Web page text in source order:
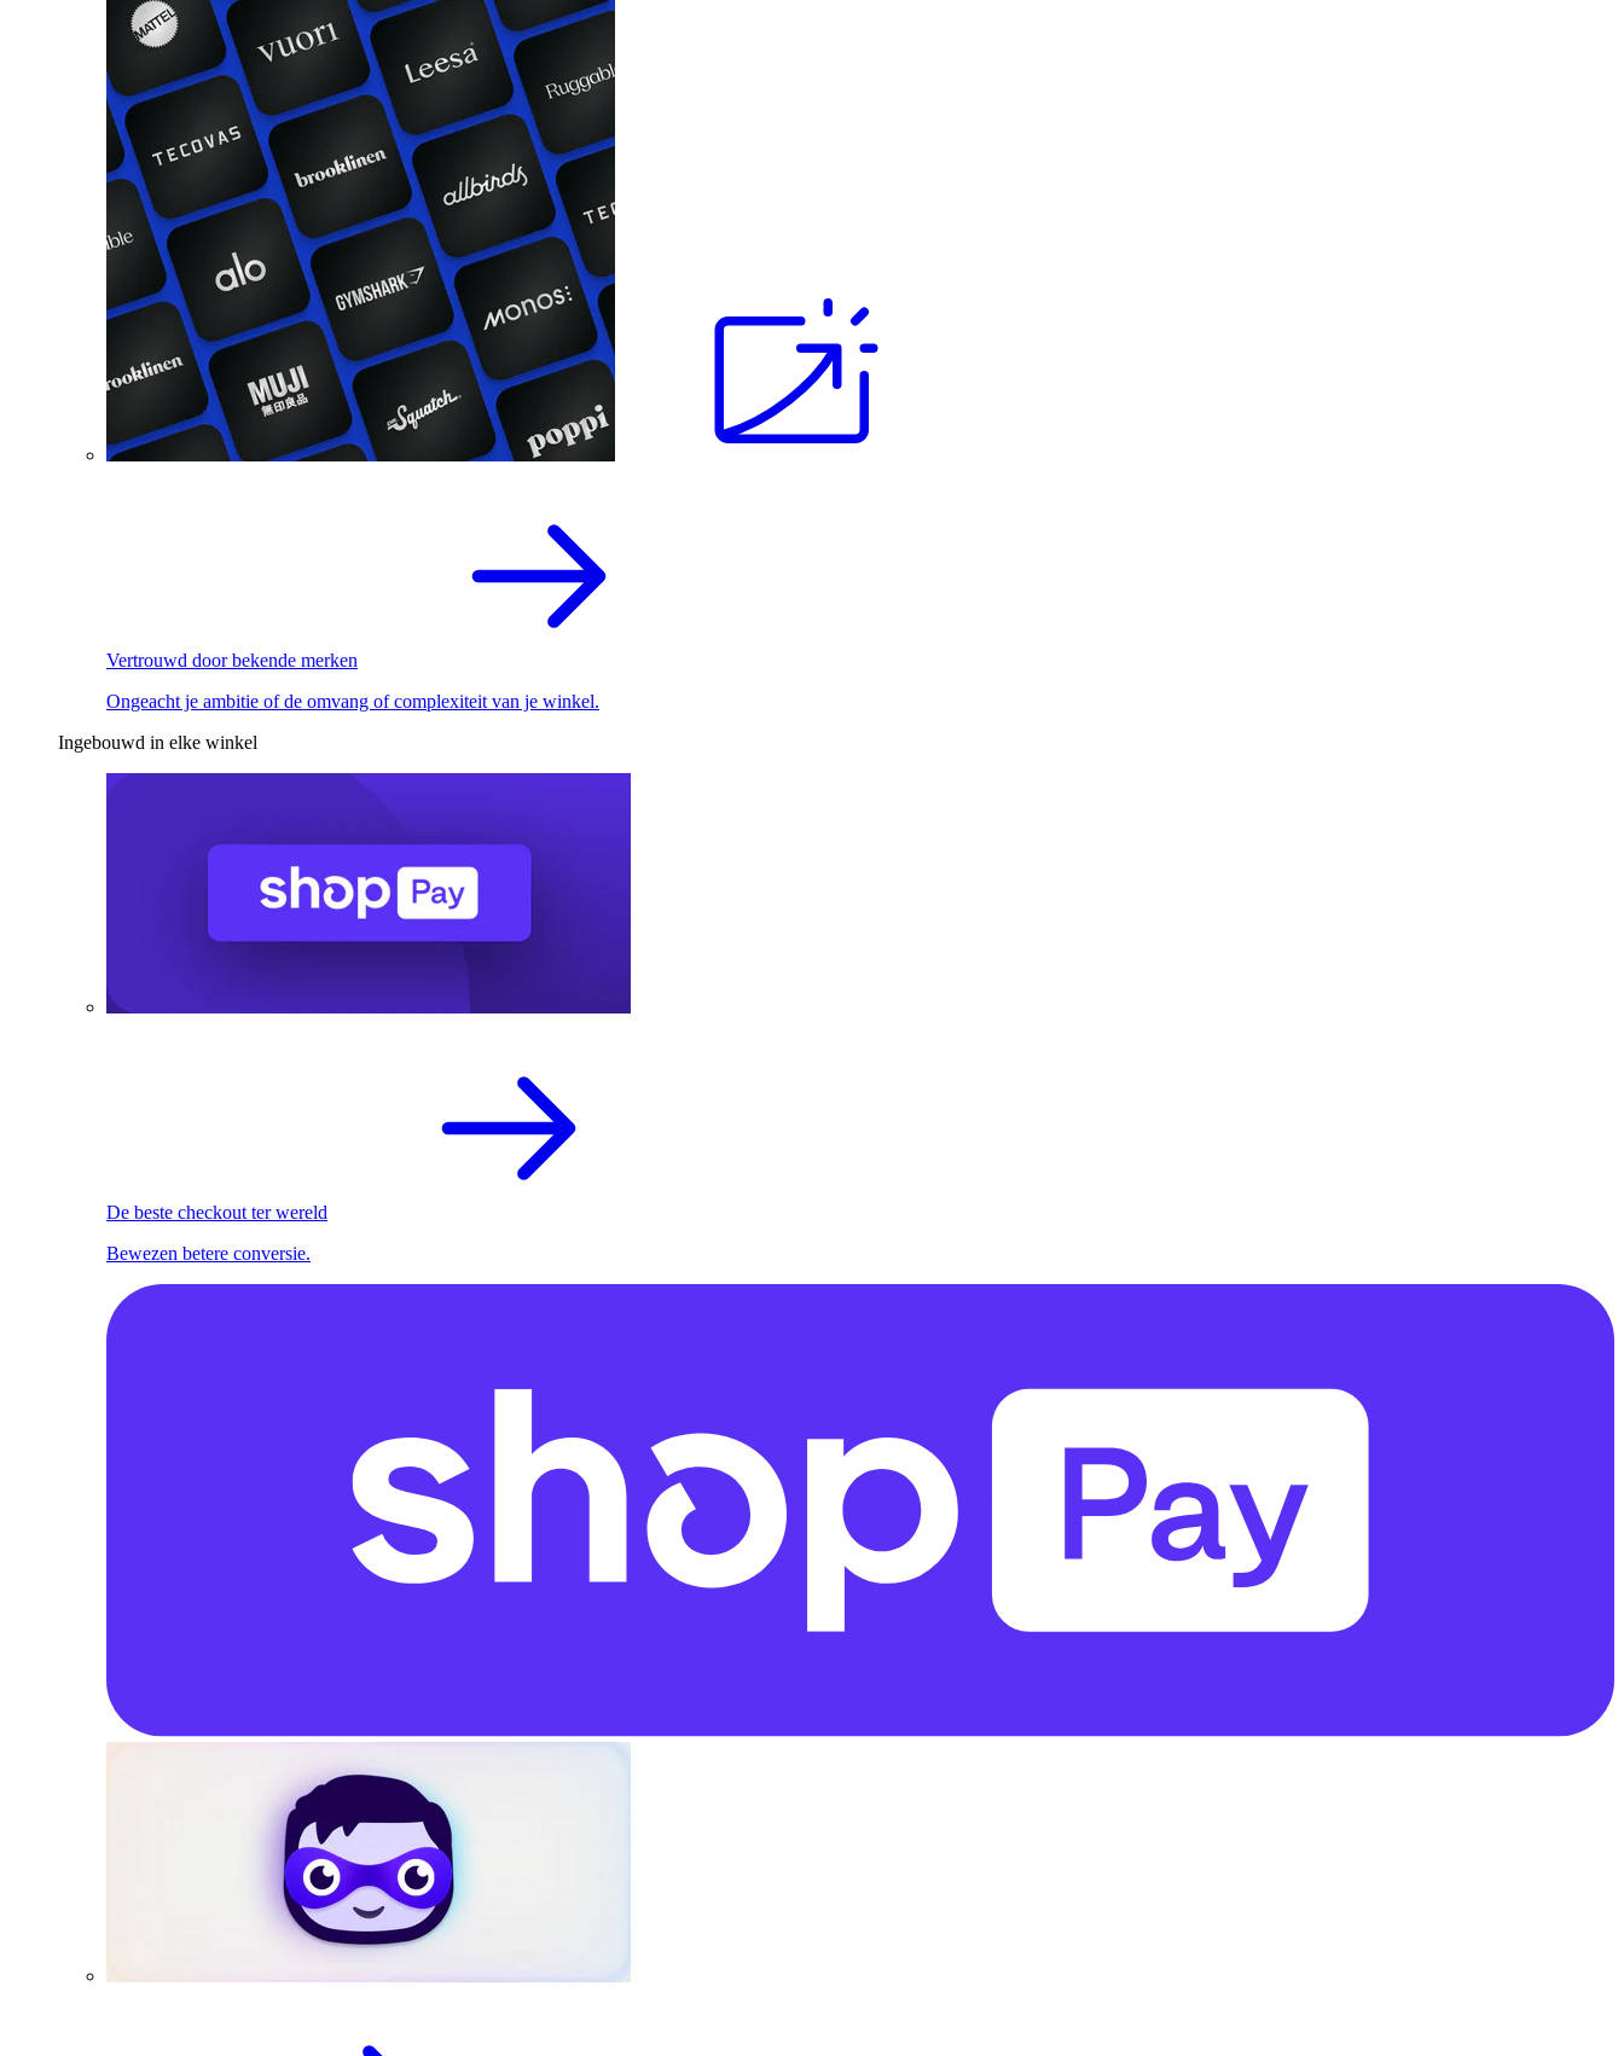
Vertrouwd door bekende merken
Ongeacht je ambitie of de omvang of complexiteit van je winkel.
Ingebouwd in elke winkel
De beste checkout ter wereld
Bewezen betere conversie.